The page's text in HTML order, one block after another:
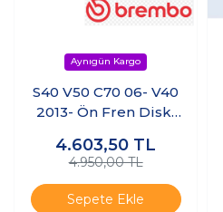
S40 V50 C70 06- V40
2013- Ön Fren Diski
4.603,50 TL
4.950,00 TL
Sepete Ekle